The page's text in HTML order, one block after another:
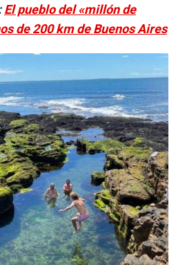
El pueblo del «millón de
de 200 km de Buenos Aires